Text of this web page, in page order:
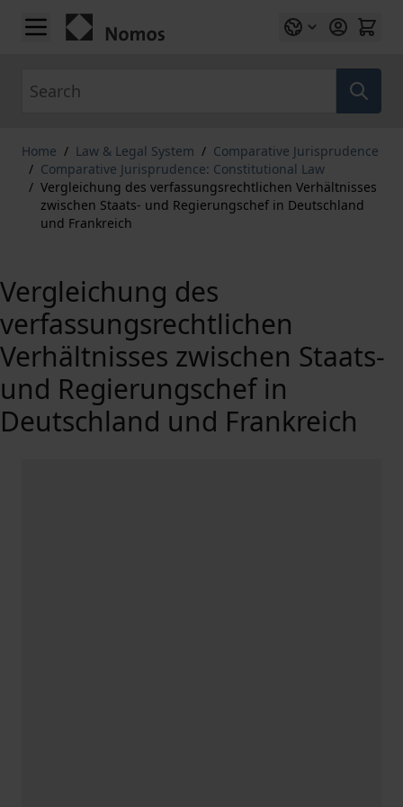
Skip to Content
Home / Law & Legal System / Comparative Jurisprudence
/ Comparative Jurisprudence: Constitutional Law
/ Vergleichung des verfassungsrechtlichen Verhältnisses
zwischen Staats- und Regierungschef in Deutschland
und Frankreich
Vergleichung des
verfassungsrechtlichen
Verhältnisses zwischen Staats-
und Regierungschef in
Deutschland und Frankreich